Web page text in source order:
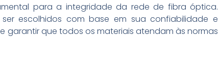
para a integridade da rede de fibra óptica.
escolhidos com base em sua confiabilidade e
garantir que todos os materiais atendam às normas